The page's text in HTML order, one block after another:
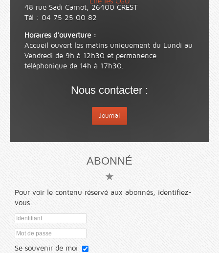
48 rue Sadi Carnot, 26400 CREST
Tél : 04 75 25 00 82
Horaires d'ouverture :
Accueil ouvert les matins uniquement du Lundi au
Vendredi de 9h à 12h30 et permanence
téléphonique de 14h à 17h30.
Nous contacter :
Journal
ABONNÉ
Pour voir le contenu réservé aux abonnés, identifiez-
vous.
Se souvenir de moi